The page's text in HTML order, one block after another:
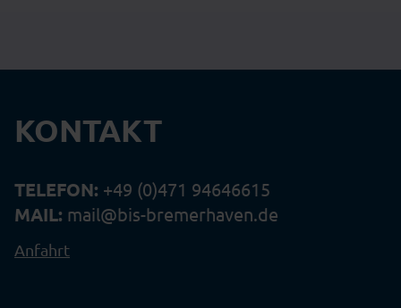
KONTAKT
TELEFON: +49 (0)471 94646615
MAIL: mail@bis-bremerhaven.de
Anfahrt